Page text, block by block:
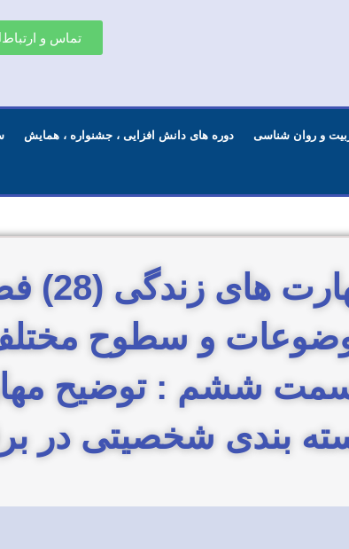
تماس و ارتباط
و روان شناسی دوره های دانش افزایی ، جشنواره ، همایش
مهارت
و سطوح
بندی شخصیتی در